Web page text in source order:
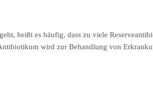
heißt es häufig, dass zu viele
wird zur Behandlung von